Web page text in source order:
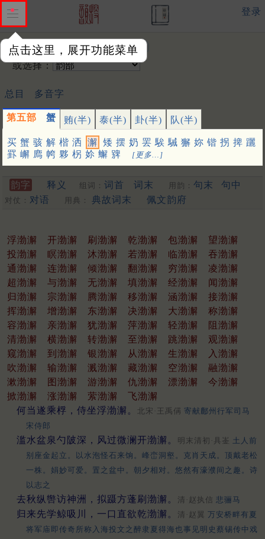
点击这里，展开功能菜单
登录
输入韵字：
或选择：
总目 多音字
第五部 蟹 贿(半) 泰(半) 卦(半) 队(半)
买 蟹 骇 解 楷 洒 澥 矮 摆 奶 罢 騃 駴 獬 妳 锴 拐 捭 躧
罫 嶰 廌 㡁 夥 柺 㚷 䲒 㗗 [更多…]
韵字 释义 组词： 词首 词末 用韵： 句末 句中
对仗： 对语 用典： 典故词末 佩文韵府
浮渤澥 开渤澥 刷渤澥 乾渤澥 包渤澥
望渤澥
投渤澥
瞑渤澥 沐渤澥 若渤澥 临渤澥
吞渤澥
通渤澥
连渤澥 倾渤澥 翻渤澥 穷渤澥
凌渤澥
超渤澥
与渤澥 无渤澥 填渤澥 经渤澥
闻渤澥
归渤澥
宗渤澥 腾渤澥 移渤澥 涵渤澥
接渤澥
挥渤澥
增渤澥 东渤澥 决渤澥 大渤澥
称渤澥
容渤澥
亲渤澥 犹渤澥 萍渤澥 轻渤澥
阻渤澥
清渤澥
横渤澥 转渤澥 至渤澥 跳渤澥
观渤澥
窥渤澥
到渤澥 银渤澥 从渤澥 生渤澥
入渤澥
吹渤澥
输渤澥 溅渤澥 藏渤澥 空渤澥
融渤澥
漱渤澥
图渤澥 游渤澥 仇渤澥 漂渤澥
今渤澥
掀渤澥
涨渤澥 萦渤澥
飞渤澥
何当遂乘桴，侍坐浮渤澥。
北宋·王禹偁 寄献鄜州行军司马
宋侍郎
滥水盆泉勺陂深，风过微澜开渤澥。 明末清初·具崟 土人前
别座金起立。以水泡怪石来饷。峰峦洞壑。克肖天成。顶戴老松
一株。娟妙可爱。置之盆中。朝夕相对。悠然有濠濮间之趣。诗
以志之
去秋纵辔访神洲，拟蹑方蓬刷渤澥。 清·赵执信 悲骊马
归来先学鲸吸川，一口直欲乾渤澥。 清·赵翼 万安桥畔有夏
将军庙即传奇所称入海投文之醉隶夏得海也事见明史蔡锡传中戏